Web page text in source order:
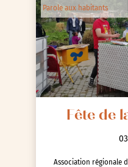
Parole aux habitants
Fête de
Association régionale